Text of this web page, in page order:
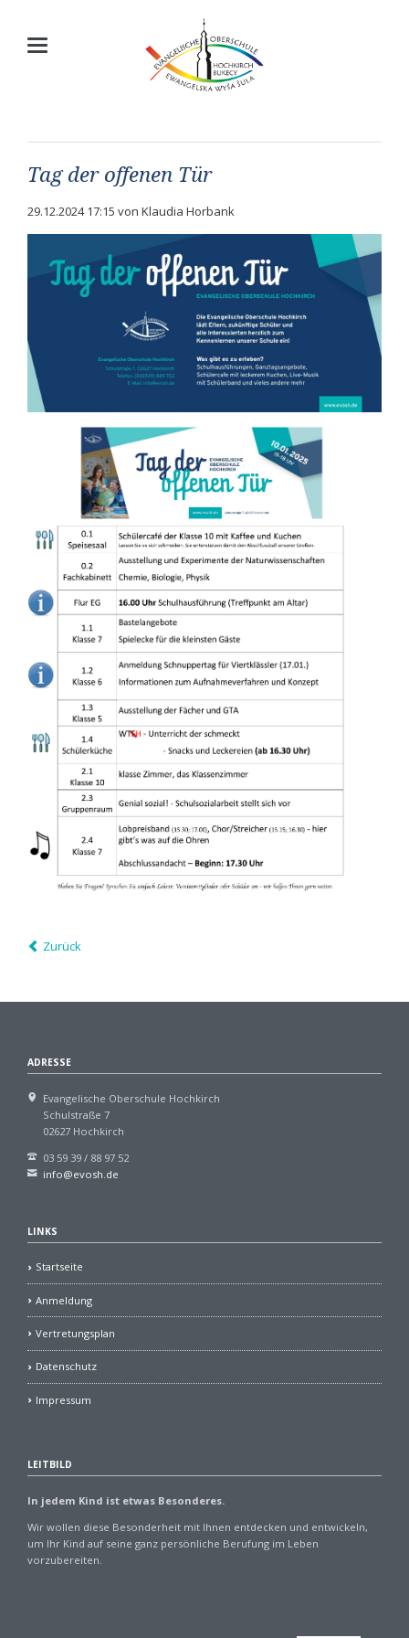
Tag der offenen Tür
29.12.2024 17:15 von Klaudia Horbank
Zurück
ADRESSE
Evangelische Oberschule Hochkirch
Schulstraße 7
02627 Hochkirch
03 59 39 / 88 97 52
info@evosh.de
LINKS
Startseite
Anmeldung
Vertretungsplan
Datenschutz
Impressum
LEITBILD
In jedem Kind ist etwas Besonderes.
Wir wollen diese Besonderheit mit Ihnen entdecken und entwickeln,
um Ihr Kind auf seine ganz persönliche Berufung im Leben
vorzubereiten.